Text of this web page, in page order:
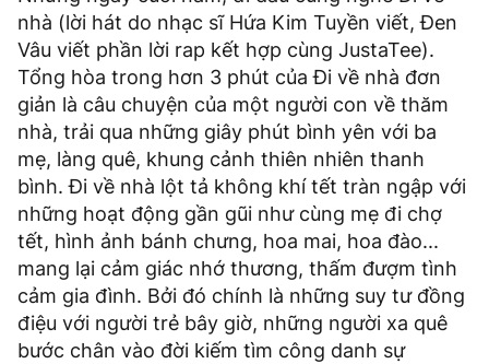
nhà (lời hát do nhạc sĩ Hứa Kim Tuyền viết, Đen
Vâu viết phần lời rap kết hợp cùng JustaTee).
Tổng hòa trong hơn 3 phút của Đi về nhà đơn
giản là câu chuyện của một người con về thăm
nhà, trải qua những giây phút bình yên với ba
mẹ, làng quê, khung cảnh thiên nhiên thanh
bình. Đi về nhà lột tả không khí tết tràn ngập với
những hoạt động gần gũi như cùng mẹ đi chợ
tết, hình ảnh bánh chưng, hoa mai, hoa đào...
mang lại cảm giác nhớ thương, thấm đượm tình
cảm gia đình. Bởi đó chính là những suy tư đồng
điệu với người trẻ bây giờ, những người xa quê
bước chân vào đời kiếm tìm công danh sự